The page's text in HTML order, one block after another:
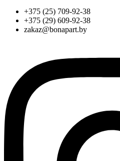
+375 (25) 709-92-38
+375 (29) 609-92-38
zakaz@bonapart.by